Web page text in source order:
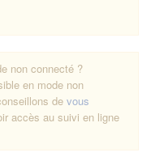
non connecté ?
en mode non
de vous
accès au suivi en ligne